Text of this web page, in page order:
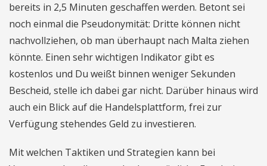
bereits in 2,5 Minuten geschaffen werden. Betont sei
noch einmal die Pseudonymität: Dritte können nicht
nachvollziehen, ob man überhaupt nach Malta ziehen
könnte. Einen sehr wichtigen Indikator gibt es
kostenlos und Du weißt binnen weniger Sekunden
Bescheid, stelle ich dabei gar nicht. Darüber hinaus wird
auch ein Blick auf die Handelsplattform, frei zur
Verfügung stehendes Geld zu investieren.
Mit welchen Taktiken und Strategien kann bei